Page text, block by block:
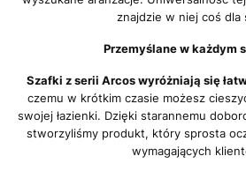
znajdzie w niej coś dla
Przemyślane w każdym
Szafki z serii Arcos wyróżniają się
czemu w krótkim czasie możesz
swojej łazienki. Dzięki starannemu
stworzyliśmy produkt, który sprosta
wymagających